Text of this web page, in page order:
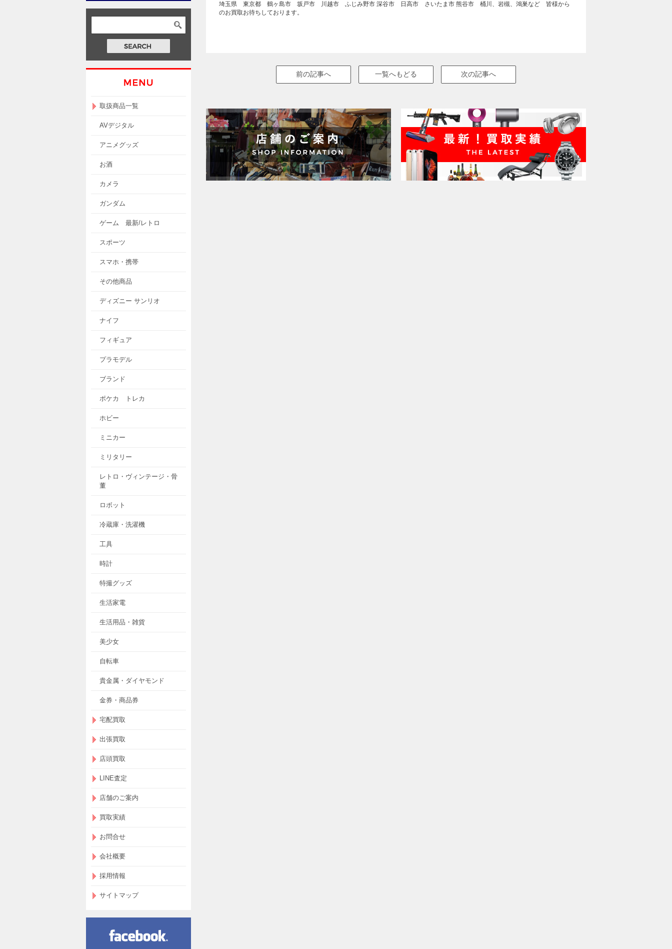
埼玉県 東京都 鶴ヶ島市 坂戸市 川越市 ふじみ野市 深谷市 日高市 さいたま市 熊谷市 桶川、岩槻、鴻巣など 皆様から
のお買取お待ちしております。
前の記事へ 次の記事へ
一覧へもどる
取扱商品一覧
AVデジタル
アニメグッズ
お酒
カメラ
ガンダム
ゲーム 最新/レトロ
スポーツ
スマホ・携帯
その他商品
ディズニー サンリオ
ナイフ
フィギュア
プラモデル
ブランド
ポケカ トレカ
ホビー
ミニカー
ミリタリー
レトロ・ヴィンテージ・骨
董
ロボット
冷蔵庫・洗濯機
工具
時計
特撮グッズ
生活家電
生活用品・雑貨
美少女
自転車
貴金属・ダイヤモンド
金券・商品券
宅配買取
出張買取
店頭買取
LINE査定
店舗のご案内
買取実績
お問合せ
会社概要
採用情報
サイトマップ